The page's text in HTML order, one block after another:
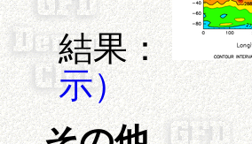
結果：
示）